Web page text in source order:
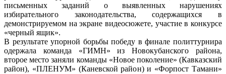
письменных заданий о выявленных нарушениях
избирательного законодательства, содержащихся в
демонстрируемом на экране видеосюжете, участие в конкурсе
«черный ящик».
В результате упорной борьбы победу в финале политтурнира
одержала команда «ГИМН» из Новокубанского района,
второе место заняли команды «Новое поколение» (Кавказский
район), «ПЛЕНУМ» (Каневской район) и «Форпост Тамани»